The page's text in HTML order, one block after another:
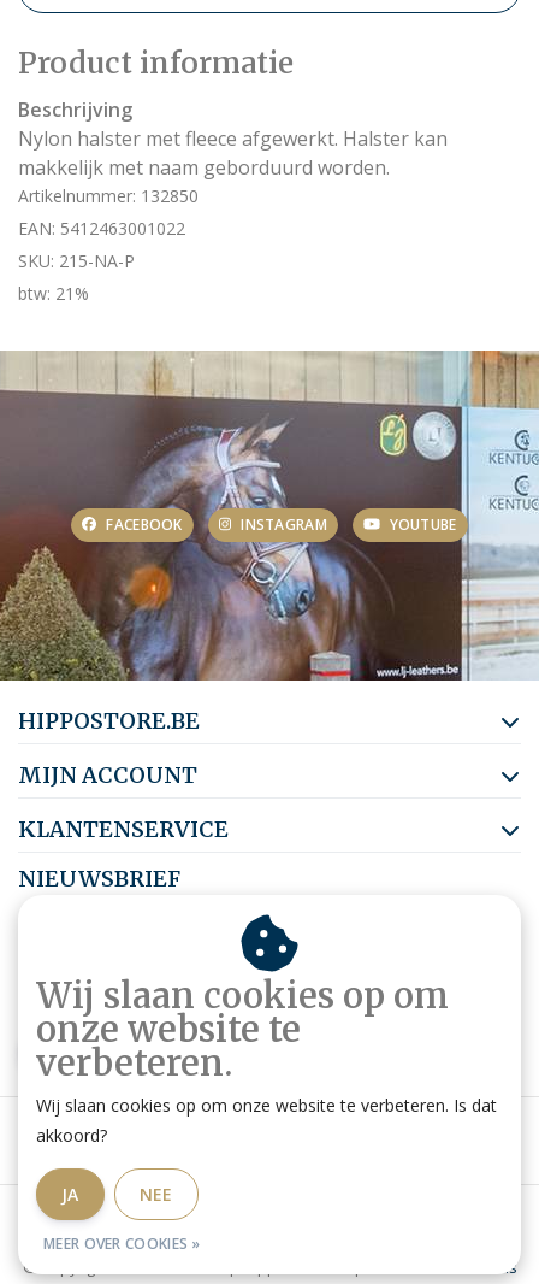
Product informatie
Beschrijving
Nylon halster met fleece afgewerkt. Halster kan
makkelijk met naam geborduurd worden.
Artikelnummer: 132850
EAN: 5412463001022
SKU: 215-NA-P
btw: 21%
FACEBOOK INSTAGRAM YOUTUBE
HIPPOSTORE.BE
MIJN ACCOUNT
KLANTENSERVICE
NIEUWSBRIEF
Abonneer je op onze nieuwsbrief om op de hoogte te blijven.
ABONNEER
Algemene voorwaarden
© Copyright 2026 - Ruitershop HippoStore.be | Website door Omatis
Wij slaan cookies op om
onze website te
verbeteren.
Wij slaan cookies op om onze website te verbeteren. Is dat
akkoord?
JA NEE
MEER OVER COOKIES »